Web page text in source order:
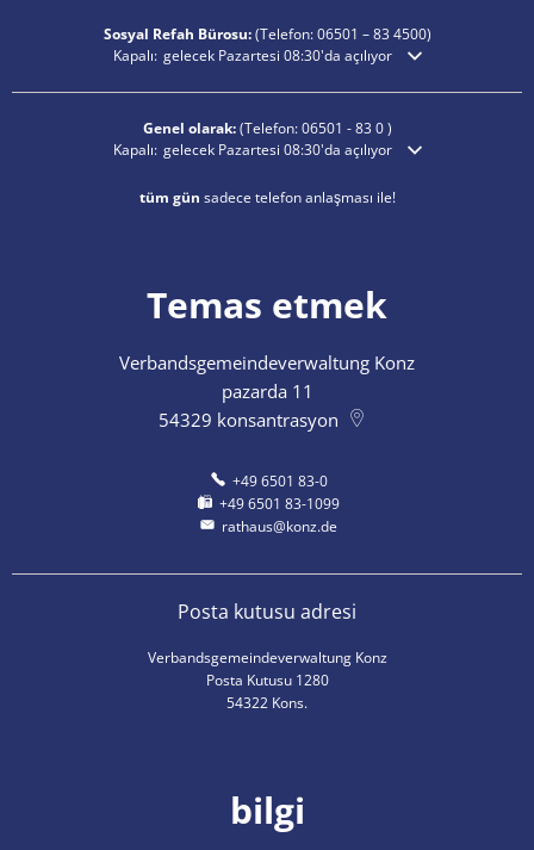
Sosyal Refah Bürosu:(Telefon:06501 – 834500)
Ek açılış veya kapanış saatlerini gizlemek için tıklayın
Kapalı: gelecek Pazartesi 08:30'da açılıyor
Genel olarak:(Telefon:06501 - 83 0)
Ek açılış veya kapanış saatlerini gizlemek için tıklayın
Kapalı: gelecek Pazartesi 08:30'da açılıyor
tüm gün sadece telefon anlaşması ile!
Temas etmek
Verbandsgemeindeverwaltung Konz
pazarda 11
54329 konsantrasyon
+49 6501 83-0
+49 6501 83-1099
rathaus@konz.de
Posta kutusu adresi
Verbandsgemeindeverwaltung Konz
Posta Kutusu 1280
54322 Kons.
bilgi